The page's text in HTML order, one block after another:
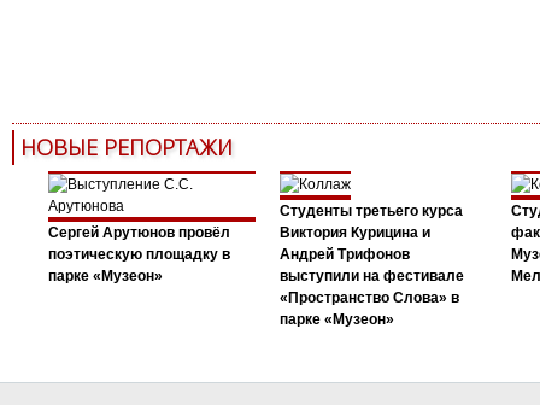
НОВЫЕ РЕПОРТАЖИ
Сергей Арутюнов провёл
поэтическую площадку в
парке «Музеон»
Студенты третьего курса
Виктория Курицина и
Андрей Трифонов
выступили на фестивале
«Пространство Слова» в
парке «Музеон»